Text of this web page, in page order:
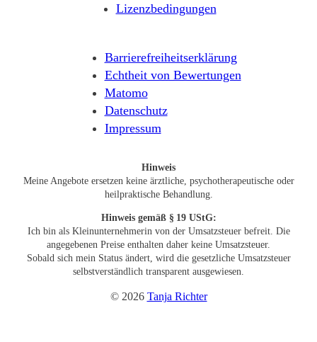
Lizenzbedingungen
Barrierefreiheitserklärung
Echtheit von Bewertungen
Matomo
Datenschutz
Impressum
Hinweis
Meine Angebote ersetzen keine ärztliche, psychotherapeutische oder
heilpraktische Behandlung.
Hinweis gemäß § 19 UStG:
Ich bin als Kleinunternehmerin von der Umsatzsteuer befreit. Die
angegebenen Preise enthalten daher keine Umsatzsteuer.
Sobald sich mein Status ändert, wird die gesetzliche Umsatzsteuer
selbstverständlich transparent ausgewiesen.
© 2026 Tanja Richter